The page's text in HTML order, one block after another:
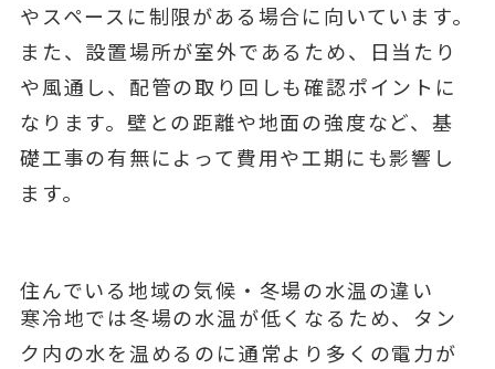
やスペースに制限がある場合に向いています。
また、設置場所が室外であるため、日当たり
や風通し、配管の取り回しも確認ポイントに
なります。壁との距離や地面の強度など、基
礎工事の有無によって費用や工期にも影響し
ます。
住んでいる地域の気候・冬場の水温の違い
寒冷地では冬場の水温が低くなるため、タン
ク内の水を温めるのに通常より多くの電力が